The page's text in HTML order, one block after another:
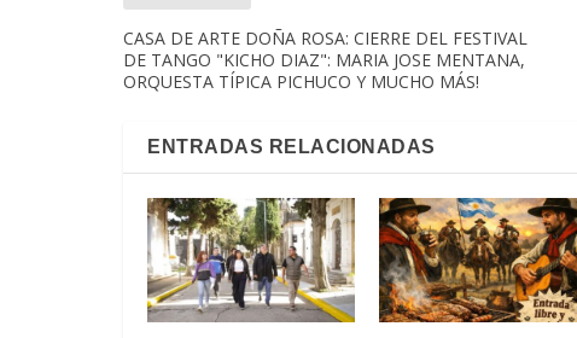
CASA DE ARTE DOÑA ROSA: CIERRE DEL FESTIVAL
DE TANGO "KICHO DIAZ": MARIA JOSE MENTANA,
ORQUESTA TÍPICA PICHUCO Y MUCHO MÁS!
ENTRADAS RELACIONADAS